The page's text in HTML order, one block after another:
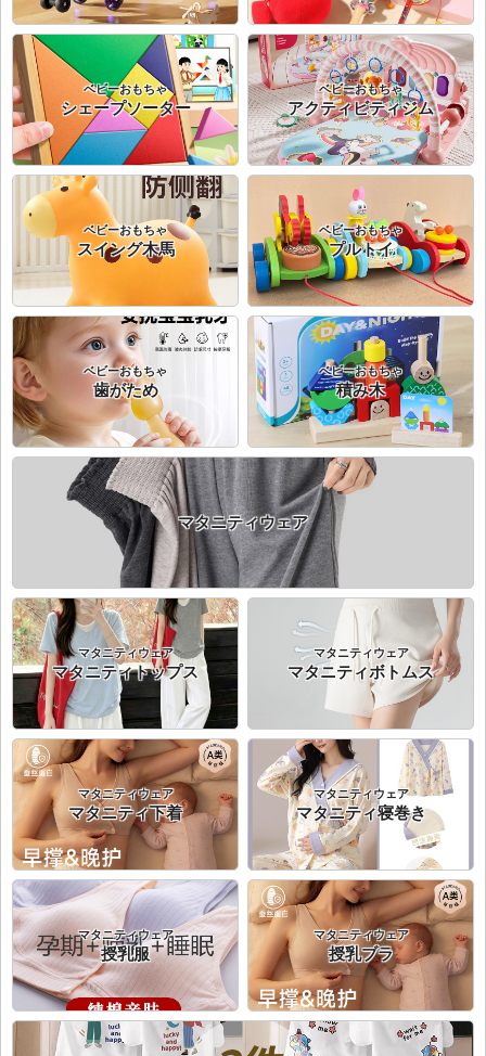
ベビーおもちゃ
シェープソーター
ベビーおもちゃ
アクティビティジム
ベビーおもちゃ
スイング木馬
ベビーおもちゃ
プルトイ
ベビーおもちゃ
歯がため
ベビーおもちゃ
積み木
マタニティウェア
マタニティウェア
マタニティトップス
マタニティウェア
マタニティボトムス
マタニティウェア
マタニティ下着
マタニティウェア
マタニティ寝巻き
マタニティウェア
授乳服
マタニティウェア
授乳ブラ